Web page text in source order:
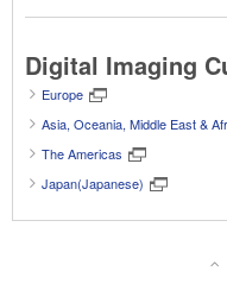
Digital Imaging
Europe
Asia, Oceania, Middle East &
The Americas
Japan(Japanese)